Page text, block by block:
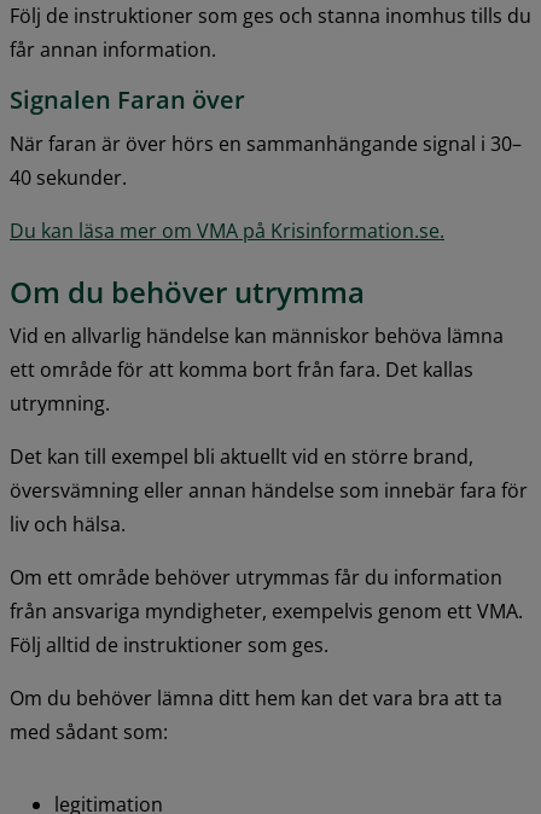
Följ de instruktioner som ges och stanna inomhus tills du
får annan information.
Signalen Faran över
När faran är över hörs en sammanhängande signal i 30–
40 sekunder.
Du kan läsa mer om VMA på Krisinformation.se.
Om du behöver utrymma
Vid en allvarlig händelse kan människor behöva lämna
ett område för att komma bort från fara. Det kallas
utrymning.
Det kan till exempel bli aktuellt vid en större brand,
översvämning eller annan händelse som innebär fara för
liv och hälsa.
Om ett område behöver utrymmas får du information
från ansvariga myndigheter, exempelvis genom ett VMA.
Följ alltid de instruktioner som ges.
Om du behöver lämna ditt hem kan det vara bra att ta
med sådant som:
legitimation